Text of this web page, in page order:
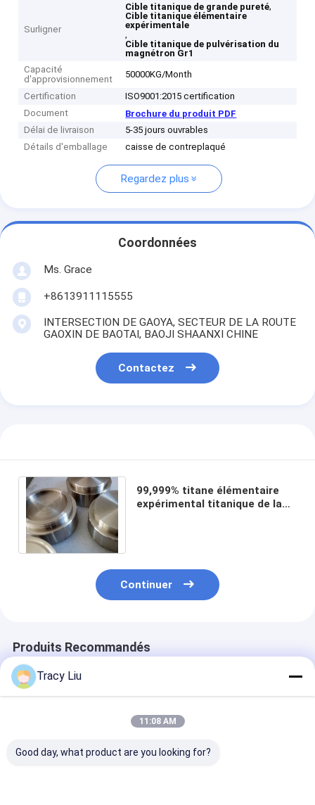
Surligner
Cible titanique de grande pureté,
Cible titanique élémentaire
expérimentale
,
Cible titanique de pulvérisation du
magnétron Gr1
Capacité
d'approvisionnement
50000KG/Month
Certification
ISO9001:2015 certification
Document
Brochure du produit PDF
Délai de livraison
5-35 jours ouvrables
Détails d'emballage
caisse de contreplaqué
Regardez plus
Coordonnées
Ms. Grace
+8613911115555
INTERSECTION DE GAOYA, SECTEUR DE LA ROUTE
GAOXIN DE BAOTAI, BAOJI SHAANXI CHINE
Contactez
99,999% titane élémentaire
expérimental titanique de la
Continuer
Produits Recommandés
Tracy Liu
11:08 AM
Good day, what product are you looking for?